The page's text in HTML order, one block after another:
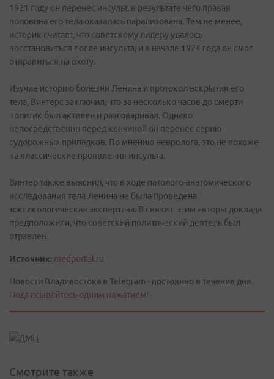
1921 году он перенес инсульт, в результате чего правая
половина его тела оказалась парализована. Тем не менее,
историк считает, что советскому лидеру удалось
восстановиться после инсульта, и в начале 1924 года он смог
отправиться на охоту.
Изучив историю болезни Ленина и протокол вскрытия его
тела, Винтерс заключил, что за несколько часов до смерти
политик был активен и разговаривал. Однако
непосредственно перед кончиной он перенес серию
судорожных припадков. По мнению невролога, это не похоже
на классические проявления инсульта.
Винтер также выяснил, что в ходе патолого-анатомического
исследования тела Ленина не была проведена
токсикологическая экспертиза. В связи с этим авторы доклада
предположили, что советский политический деятель был
отравлен.
Источник: medportal.ru
Новости Владивостока в Telegram - постоянно в течение дня.
Подписывайтесь одним нажатием!
Смотрите также